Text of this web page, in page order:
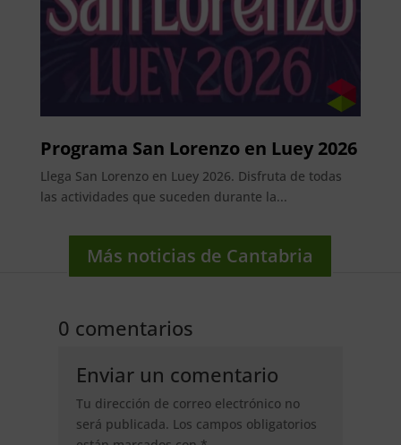
Programa San Lorenzo en Luey 2026
Llega San Lorenzo en Luey 2026. Disfruta de todas
las actividades que suceden durante la...
Más noticias de Cantabria
0 comentarios
Enviar un comentario
Tu dirección de correo electrónico no
será publicada. Los campos obligatorios